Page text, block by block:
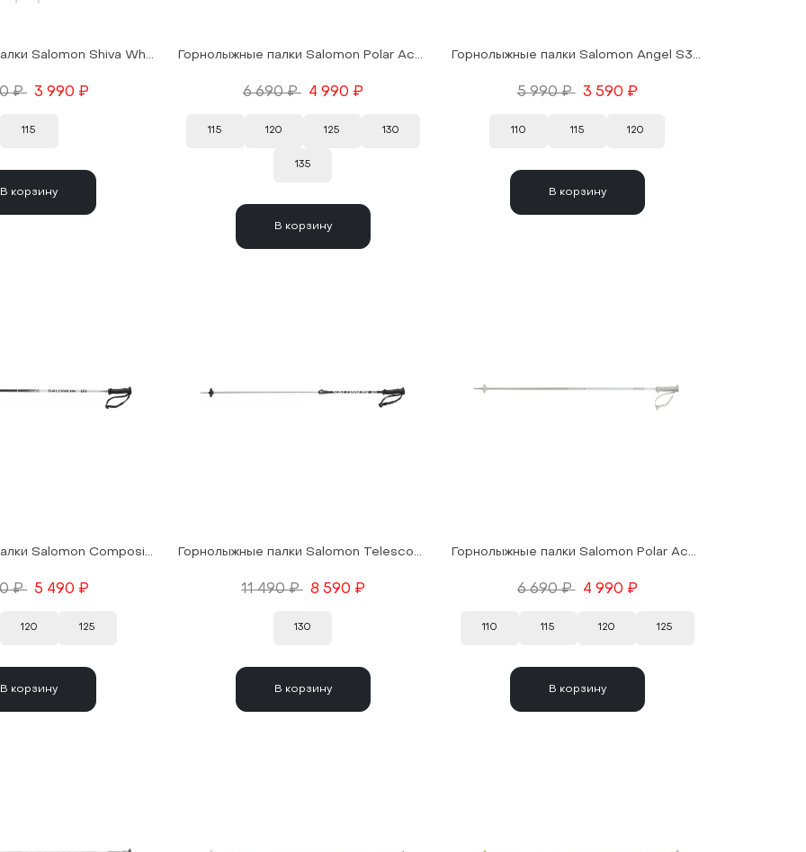
Горнолыжные палки Salomon Shiva White/Grey 16/17
₽ 3 990 ₽
115
В корзину
Горнолыжные палки Salomon Polar Access Black 25/26
6 690 ₽ 4 990 ₽
115 120 125 130
135
В корзину
Горнолыжные палки Salomon Angel S3 XL Pink 20/21
5 990 ₽ 3 590 ₽
110 115 120
В корзину
Горнолыжные палки Salomon Composite R Adult Black 25/26
₽ 5 490 ₽
120 125
В корзину
Горнолыжные палки Salomon Telescopic R Aluminium/Silver/Black 25/26
11 490 ₽ 8 590 ₽
130
В корзину
Горнолыжные палки Salomon Polar Access White 25/26
6 690 ₽ 4 990 ₽
110 115 120 125
В корзину